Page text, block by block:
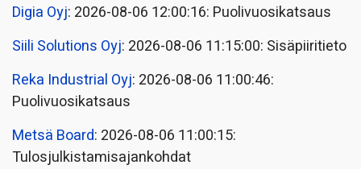
Digia Oyj: 2026-08-06 12:00:16: Puolivuosikatsaus
Siili Solutions Oyj: 2026-08-06 11:15:00: Sisäpiiritieto
Reka Industrial Oyj: 2026-08-06 11:00:46:
Puolivuosikatsaus
Metsä Board: 2026-08-06 11:00:15:
Tulosjulkistamisajankohdat